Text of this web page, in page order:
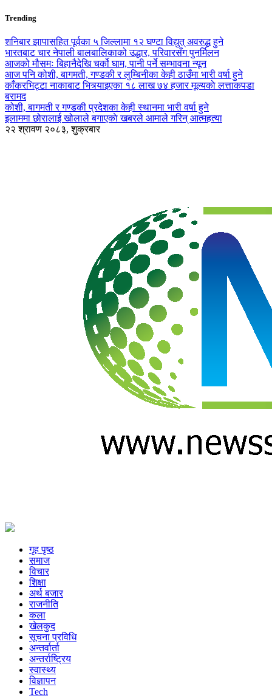
Trending
शनिबार झापासहित पूर्वका ५ जिल्लामा १२ घण्टा विद्युत् अवरुद्ध हुने
भारतबाट चार नेपाली बालबालिकाको उद्धार, परिवारसँग पुनर्मिलन
आजको मौसमः बिहानैदेखि चर्को घाम, पानी पर्ने सम्भावना न्यून
आज पनि कोशी, बागमती, गण्डकी र लुम्बिनीका केही ठाउँमा भारी वर्षा हुने
काँकरभिट्टा नाकाबाट भित्र्याइएका १८ लाख ७४ हजार मूल्यकाे लत्ताकपडा
बरामद
कोशी, बागमती र गण्डकी प्रदेशका केही स्थानमा भारी वर्षा हुने
इलाममा छोरालाई खोलाले बगाएकाे खबरले आमाले गरिन् आत्महत्या
२२ श्रावण २०८३, शुक्रबार
गृह पृष्ठ
समाज
विचार
शिक्षा
अर्थ बजार
राजनीति
कला
खेलकुद
सूचना प्रविधि
अन्तर्वार्ता
अन्तर्राष्ट्रिय
स्वास्थ्य
विज्ञापन
Tech